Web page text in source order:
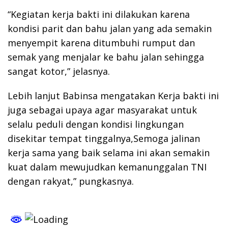
“Kegiatan kerja bakti ini dilakukan karena
kondisi parit dan bahu jalan yang ada semakin
menyempit karena ditumbuhi rumput dan
semak yang menjalar ke bahu jalan sehingga
sangat kotor,” jelasnya.
Lebih lanjut Babinsa mengatakan Kerja bakti ini
juga sebagai upaya agar masyarakat untuk
selalu peduli dengan kondisi lingkungan
disekitar tempat tinggalnya,Semoga jalinan
kerja sama yang baik selama ini akan semakin
kuat dalam mewujudkan kemanunggalan TNI
dengan rakyat,” pungkasnya.